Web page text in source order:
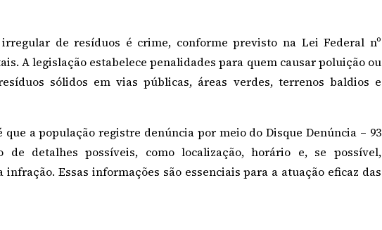
de resíduos é crime, conforme previsto na Lei Federal nº
A legislação estabelece penalidades para quem causar poluição ou
sólidos em vias públicas, áreas verdes, terrenos baldios e
que a população registre denúncia por meio do Disque Denúncia – 93
de detalhes possíveis, como localização, horário e, se possível,
Essas informações são essenciais para a atuação eficaz das